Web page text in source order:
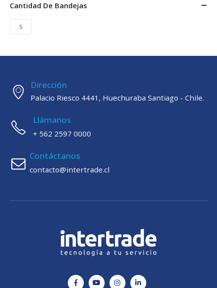
Cantidad De Bandejas
5
Dirección
Palacio Riesco 4441, Huechuraba Santiago - Chile.
Llámanos
+ 562 2597 0000
Contáctanos
contacto@intertrade.cl